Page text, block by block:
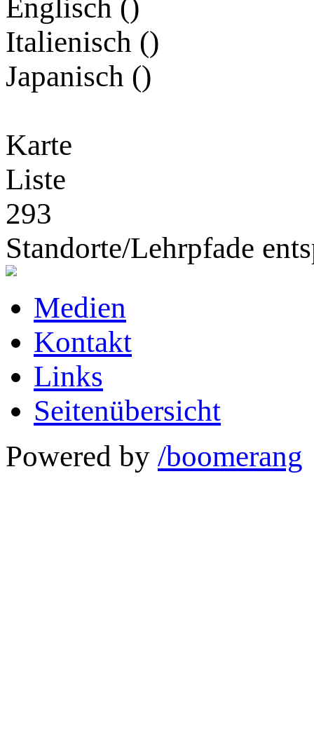
Englisch ( )
Italienisch ()
Japanisch ()
Karte
Liste
293
Standorte/Lehrpfade
Medien
Kontakt
Links
Seitenübersicht
Powered by /boomerang